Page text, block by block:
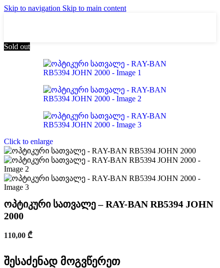
Skip to navigation Skip to main content
Sold out
Click to enlarge
ოპტიკური სათვალე – RAY-BAN RB5394 JOHN
2000
110,00 ₾
შესაძენად მოგვწერეთ